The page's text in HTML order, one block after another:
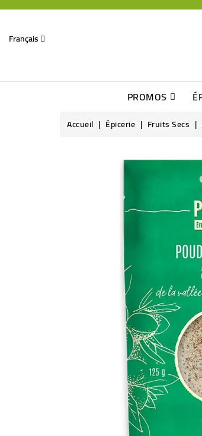
Français
PROMOS
Accueil Épicerie Fruits Secs